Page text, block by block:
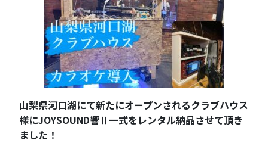
山梨県河口湖にて新たにオープンされるクラブハウス
様にJOYSOUND響Ⅱ一式をレンタル納品させて頂き
ました！